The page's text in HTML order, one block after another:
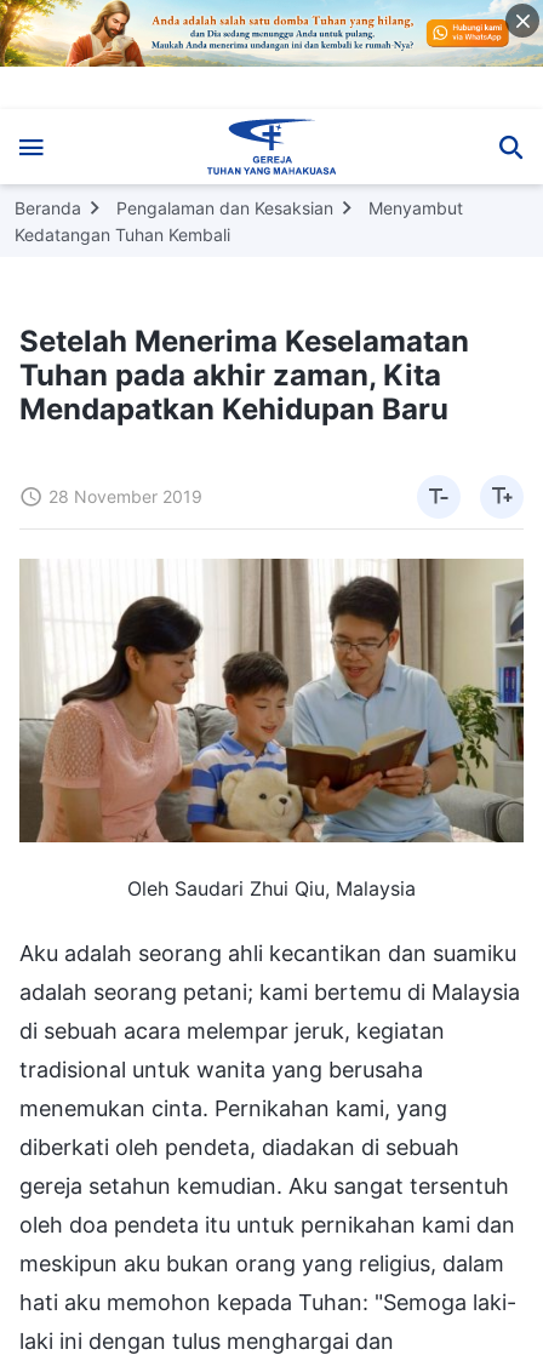
Beranda Pengalaman dan Kesaksian
Menyambut
Kedatangan Tuhan Kembali
Setelah Menerima Keselamatan
Tuhan pada akhir zaman, Kita
Mendapatkan Kehidupan Baru
28 November 2019
Oleh Saudari Zhui Qiu, Malaysia
Aku adalah seorang ahli kecantikan dan suamiku
adalah seorang petani; kami bertemu di Malaysia
di sebuah acara melempar jeruk, kegiatan
tradisional untuk wanita yang berusaha
menemukan cinta. Pernikahan kami, yang
diberkati oleh pendeta, diadakan di sebuah
gereja setahun kemudian. Aku sangat tersentuh
oleh doa pendeta itu untuk pernikahan kami dan
meskipun aku bukan orang yang religius, dalam
hati aku memohon kepada Tuhan: "Semoga laki-
laki ini dengan tulus menghargai dan